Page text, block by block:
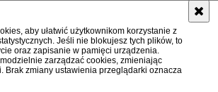
aby ułatwić użytkownikom korzystanie z
Jeśli nie blokujesz tych plików, to
oraz zapisanie w pamięci urządzenia.
zarządzać cookies, zmieniając
Brak zmiany ustawienia przeglądarki oznacza